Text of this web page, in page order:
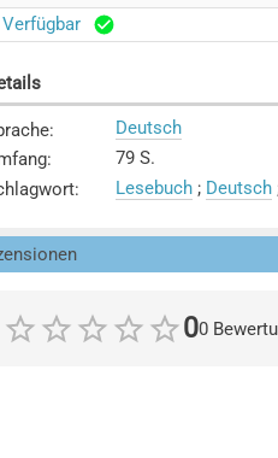
Verfügbar
:
Deutsch
:
79 S.
: Lesebuch; Deutsch
00